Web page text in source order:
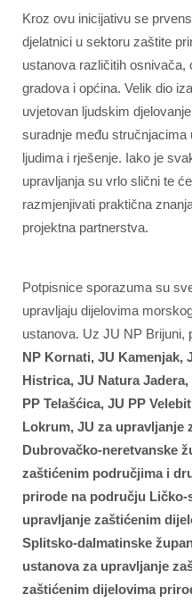
Kroz ovu inicijativu se
djelatnici u sektoru zaštite
ustanova različitih osnivača,
gradova i općina. Velik dio
uvjetovan ljudskim
suradnje među stručnjacima
ljudima i rješenje. Iako je
upravljanja su vrlo slični te
razmjenjivati praktična
projektna partnerstva.
Potpisnice sporazuma su
upravljaju dijelovima
ustanova. Uz JU NP Brijuni,
NP Kornati, JU Kamenjak,
Histrica, JU Natura
PP Telašćica, JU PP
Lokrum, JU za upravljanje
Dubrovačko-neretvanske
zaštićenim područjima i
prirode na području Ličko-
upravljanje zaštićenim
Splitsko-dalmatinske
ustanova za upravljanje
zaštićenim dijelovima